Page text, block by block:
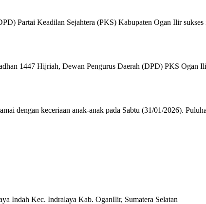
Partai Keadilan Sejahtera (PKS) Kabupaten Ogan Ilir
1447 Hijriah, Dewan Pengurus Daerah (DPD) PKS Ogan
dengan keceriaan anak-anak pada Sabtu (31/01/2026).
Indah Kec. Indralaya Kab. OganIlir, Sumatera Selatan